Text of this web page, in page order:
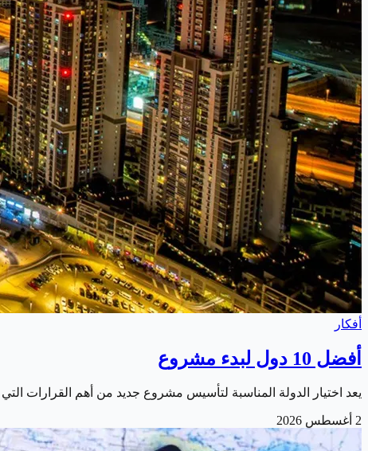
أفكار
أفضل 10 دول لبدء مشروع
يعد اختيار الدولة المناسبة لتأسيس مشروع جديد من أهم القرارات
2 أغسطس 2026